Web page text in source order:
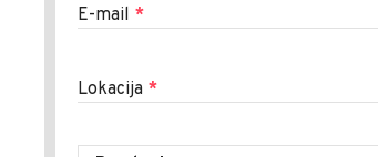
E-mail *
Lokacija *